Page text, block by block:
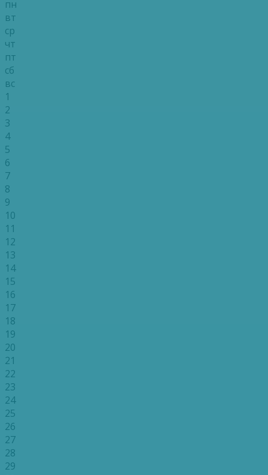
пн
вт
ср
чт
пт
сб
вс
1
2
3
4
5
6
7
8
9
10
11
12
13
14
15
16
17
18
19
20
21
22
23
24
25
26
27
28
29